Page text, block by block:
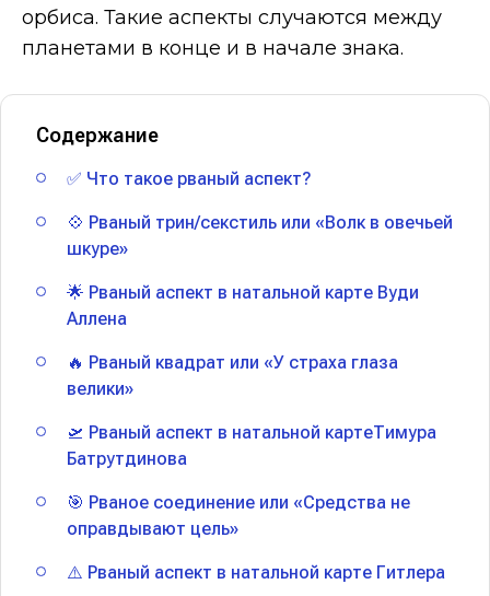
орбиса. Такие аспекты случаются между
планетами в конце и в начале знака.
Содержание
✅ Что такое рваный аспект?
💠 Рваный трин/секстиль или «Волк в овечьей
шкуре»
🌟 Рваный аспект в натальной карте Вуди
Аллена
🔥 Рваный квадрат или «У страха глаза
велики»
🛫 Рваный аспект в натальной картеТимура
Батрутдинова
🎯 Рваное соединение или «Средства не
оправдывают цель»
⚠️ Рваный аспект в натальной карте Гитлера